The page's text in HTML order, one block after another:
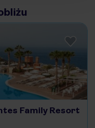
Family Resort